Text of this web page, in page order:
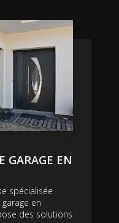
GARAGE EN
spécialisée
en
des solutions